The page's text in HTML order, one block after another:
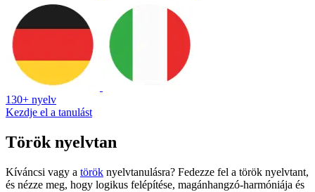
130+ nyelv
Kezdje el a tanulást
Török nyelvtan
Kíváncsi vagy a török nyelvtanulásra? Fedezze fel a török nyelvtant,
és nézze meg, hogy logikus felépítése, magánhangzó-harmóniája és